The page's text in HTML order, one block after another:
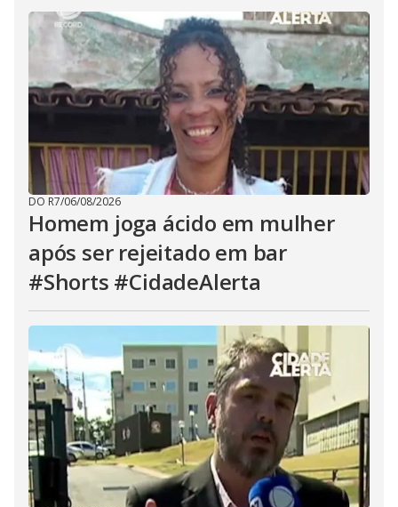
DO R7/06/08/2026
Homem joga ácido em mulher
após ser rejeitado em bar
#Shorts #CidadeAlerta